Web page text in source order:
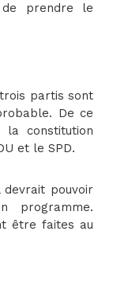
de prendre le
partis sont
De ce
constitution
et le SPD.
pouvoir
programme.
être faites au